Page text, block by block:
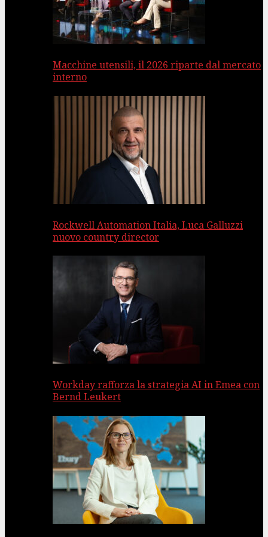
Macchine utensili, il 2026 riparte dal mercato
interno
Rockwell Automation Italia, Luca Galluzzi
nuovo country director
Workday rafforza la strategia AI in Emea con
Bernd Leukert